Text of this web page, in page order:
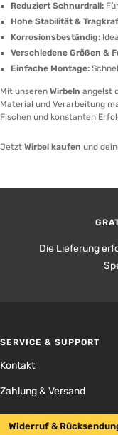
Reduziert Schnurdrall:
Hohe Stabilität &
Korrosionsbeständig:
Verschiedene Größen &
Einfache Montage:
Mit unseren Wirbeln angelst
Material und Verarbeitung
Fischen und konstanten
Jetzt Wirbel kaufen und
Die Lieferung
SERVICE & SUPPORT
Kontakt
Zahlung & Versand
Widerruf &